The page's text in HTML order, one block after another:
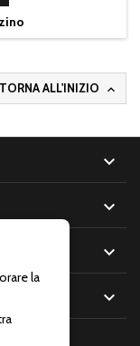
TORNA ALL'INIZIO 




la